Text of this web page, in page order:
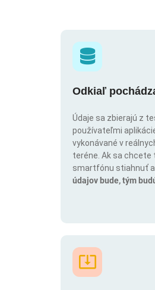
Odkiaľ
Údaje sa zbierajú z
používateľmi
vykonávané v
teréne. Ak sa
smartfónu stiahnuť
údajov bude, tým